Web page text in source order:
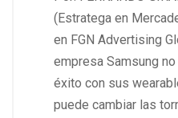
(Estratega en
en FGN Advertising
empresa Samsung
éxito con sus
puede cambiar las